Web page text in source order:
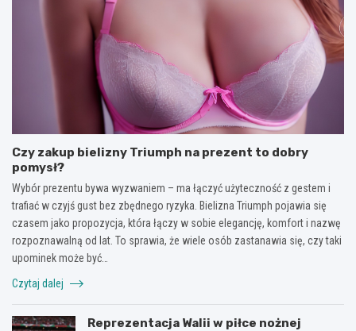
Czy zakup bielizny Triumph na prezent to dobry
pomysł?
Wybór prezentu bywa wyzwaniem – ma łączyć użyteczność z gestem i
trafiać w czyjś gust bez zbędnego ryzyka. Bielizna Triumph pojawia się
czasem jako propozycja, która łączy w sobie elegancję, komfort i nazwę
rozpoznawalną od lat. To sprawia, że wiele osób zastanawia się, czy taki
upominek może być…
Czytaj dalej
Reprezentacja Walii w piłce nożnej